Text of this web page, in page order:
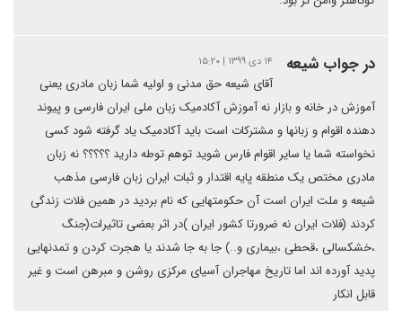
در جواب شیعه ۱۴ دی ۱۳۹۹ | ۱۵:۲۰
آقای شیعه حق مدنی و اولیه شما زبان مادری یعنی
آموزش در خانه و بازار نه آموزش آکادمیک زبان ملی ایران فارسی و پیوند
دهنده اقوام و زبانها و مشترکات است باید آکادمیک یاد گرفته شود کسی
نخواسته شما یا سایر اقوام فارس شوید توهم توطه دارید ؟؟؟؟؟ نه زبان
مادری مختص یک منطقه پایه اقتدار و ثبات ایران زبان فارسی مذهب
شیعه و ملت ایران است آن حکومتهایی که نام بردید در همین فلات زندگی
کردند (فلات ایران نه ضرورتا کشور ایران )در اثر بعضی تاثیرات(جنگ
،خشکسالی ،قحطی ،بیماری و..) جا به جا شدند یا هجرت کردن و تمدنهایی
پدید آورده اند اما تاریخ مهاجران آسیای مرکزی روشن و مبرهن است و غیر
قابل انکار